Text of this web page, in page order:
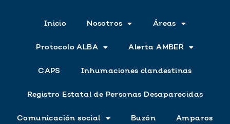
Inicio Nosotros Áreas
Protocolo ALBA Alerta AMBER
CAPS Inhumaciones clandestinas
Registro Estatal de Personas Desaparecidas
Comunicación social Buzón Amparos